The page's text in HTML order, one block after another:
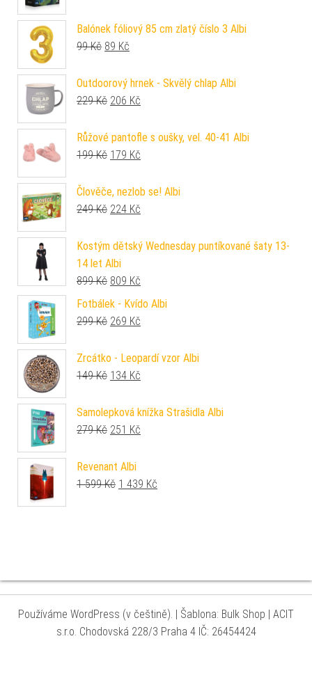
Balónek fóliový 85 cm zlatý číslo 3 Albi
99Kč Původní cena byla: 99 Kč.
89 Kč
Outdoorový hrnek - Skvělý chlap Albi
229Kč Původní cena byla: 229 Kč.
206 Kč
Růžové pantofle s oušky, vel. 40-41 Albi
199Kč Původní cena byla: 199 Kč.
179 Kč
Člověče, nezlob se! Albi
249Kč Původní cena byla: 249 Kč.
224 Kč
Kostým dětský Wednesday puntíkované šaty 13-
14 let Albi
899Kč Původní cena byla: 899 Kč.
809 Kč
Fotbálek - Kvído Albi
299Kč Původní cena byla: 299 Kč.
269 Kč
Zrcátko - Leopardí vzor Albi
149Kč Původní cena byla: 149 Kč.
134 Kč
Samolepková knížka Strašidla Albi
279Kč Původní cena byla: 279 Kč.
251 Kč
Revenant Albi
1 599Kč Původní cena byla: 1 599 Kč.
1 439 Kč
Používáme WordPress (v češtině). Šablona: Bulk Shop
| ACIT
s.r.o. Chodovská 228/3 Praha 4 IČ: 26454424